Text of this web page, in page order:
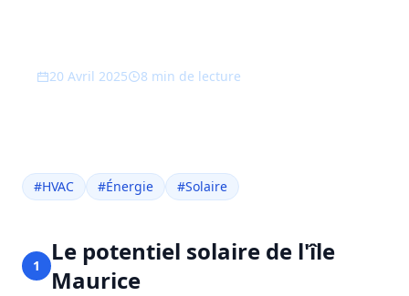
20 Avril 2025 8 min de lecture
#HVAC #Énergie #Solaire
1
Le potentiel solaire de l'île
Maurice